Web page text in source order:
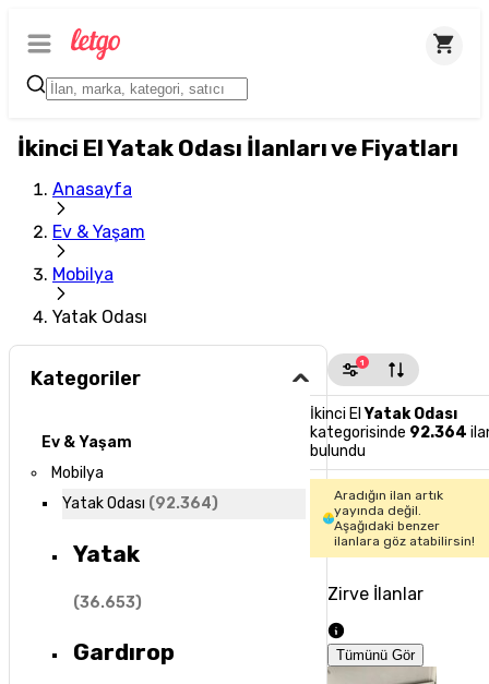
İkinci El Yatak Odası İlanları ve Fiyatları
Anasayfa
Ev & Yaşam
Mobilya
Yatak Odası
Kategoriler
Ev & Yaşam
Mobilya
Yatak Odası (92.364)
Yatak
(36.653)
Gardırop
1
İkinci ElYatak Odası
kategorisinde 92.364
bulundu
Aradığın ilan artık
yayında değil.
Aşağıdaki benzer
ilanlara göz atabilirsin!
Zirve İlanlar
Tümünü Gör